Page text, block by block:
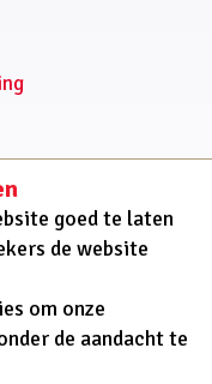
goed te laten
de website
om onze
de aandacht te